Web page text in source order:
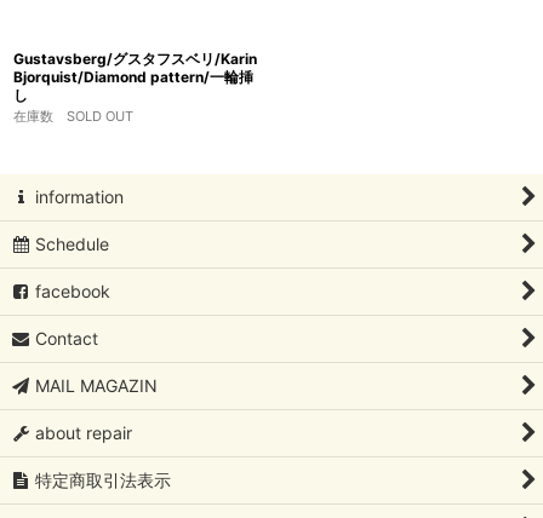
Gustavsberg/グスタフスベリ/Karin
Bjorquist/Diamond pattern/一輪挿
し
在庫数 SOLD OUT
information
Schedule
facebook
Contact
MAIL MAGAZIN
about repair
特定商取引法表示